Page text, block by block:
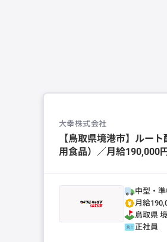
大幸株式会社
【鳥取県境港市】ルー
用食品）／月給190,000
中型・
(4t～)
月給
鳥取県
正社員